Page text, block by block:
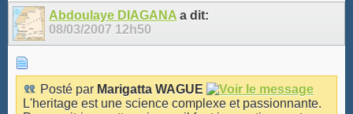
Abdoulaye DIAGANA a dit:
08/03/2007 12h50
Posté par Marigatta WAGUE
L'heritage est une science complexe et passionnante.